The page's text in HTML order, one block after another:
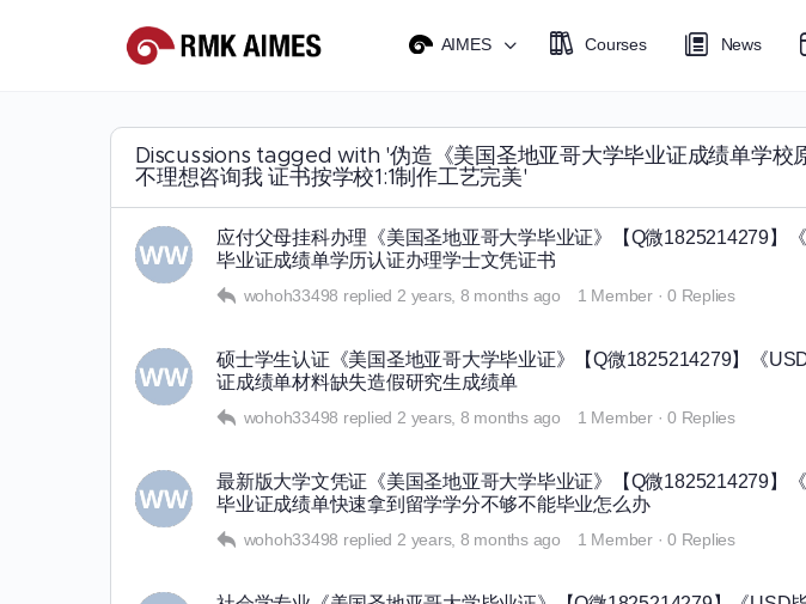
AIMES Courses News
Discussions tagged with '伪造《美国圣地亚哥大学毕业证成绩单学校
不理想咨询我 证书按学校1:1制作工艺完美'
应付父母挂科办理《美国圣地亚哥大学毕业证》【Q微1825214279】
毕业证成绩单学历认证办理学士文凭证书
wohoh33498 replied 2 years, 8 months ago 1 Member · 0 Replies
硕士学生认证《美国圣地亚哥大学毕业证》【Q微1825214279】《
证成绩单材料缺失造假研究生成绩单
wohoh33498 replied 2 years, 8 months ago 1 Member · 0 Replies
最新版大学文凭证《美国圣地亚哥大学毕业证》【Q微1825214279】
毕业证成绩单快速拿到留学学分不够不能毕业怎么办
wohoh33498 replied 2 years, 8 months ago 1 Member · 0 Replies